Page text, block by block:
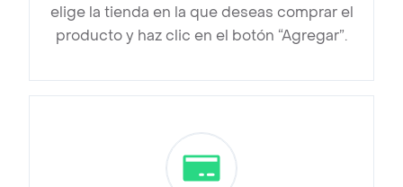
elige la tienda en la que deseas comprar el
producto y haz clic en el botón “Agregar”.